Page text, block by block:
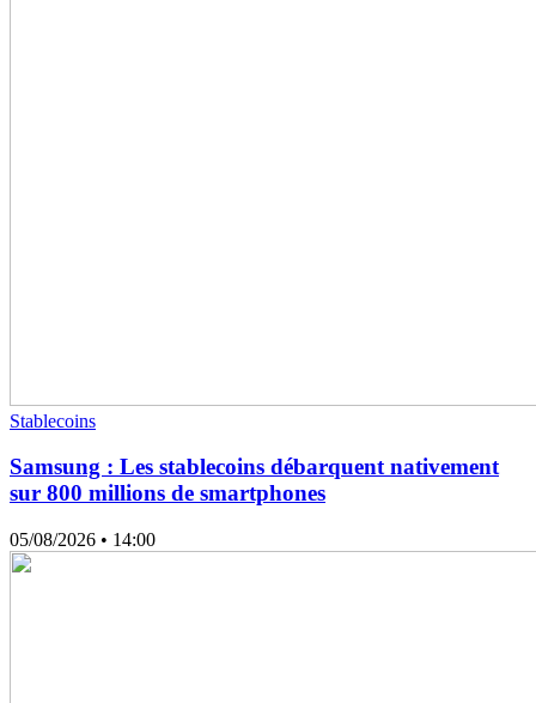
Stablecoins
Samsung : Les stablecoins débarquent nativement
sur 800 millions de smartphones
05/08/2026 • 14:00